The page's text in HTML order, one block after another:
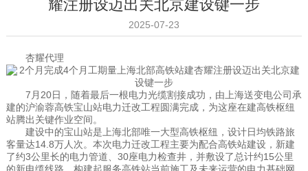
耀注册设迈出关北京建设键一步
2025-07-23
杏耀代理
7月20日，随着最后一根电力光缆割接成功，由上海送变电公司承
建的沪渝蓉高铁宝山站电力迁改工程圆满完成，为这座在建高铁枢纽
站腾出关键作业空间。
建设中的宝山站是上海北部唯一大型高铁枢纽，设计日均铁路旅
客量达14.8万人次。本次电力迁改工程主要为配合高铁站建设，新建
了约3公里长的电力管道、30座电力检查井，并敷设了总计约15公里
的新电缆线路，构建起服务高铁站当前施工及未来运营的电力基础网